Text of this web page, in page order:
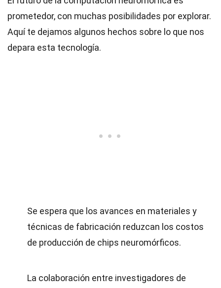
prometedor, con muchas posibilidades por explorar.
Aquí te dejamos algunos hechos sobre lo que nos
depara esta tecnología.
Se espera que los avances en materiales y
técnicas de fabricación reduzcan los costos
de producción de chips neuromórficos.
La colaboración entre investigadores de